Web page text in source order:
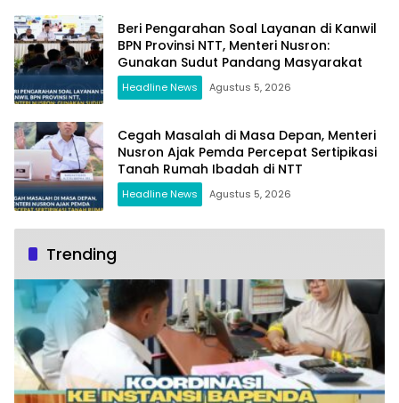
Beri Pengarahan Soal Layanan di Kanwil
BPN Provinsi NTT, Menteri Nusron:
Gunakan Sudut Pandang Masyarakat
Headline News Agustus 5, 2026
Cegah Masalah di Masa Depan, Menteri
Nusron Ajak Pemda Percepat Sertipikasi
Tanah Rumah Ibadah di NTT
Headline News Agustus 5, 2026
Trending